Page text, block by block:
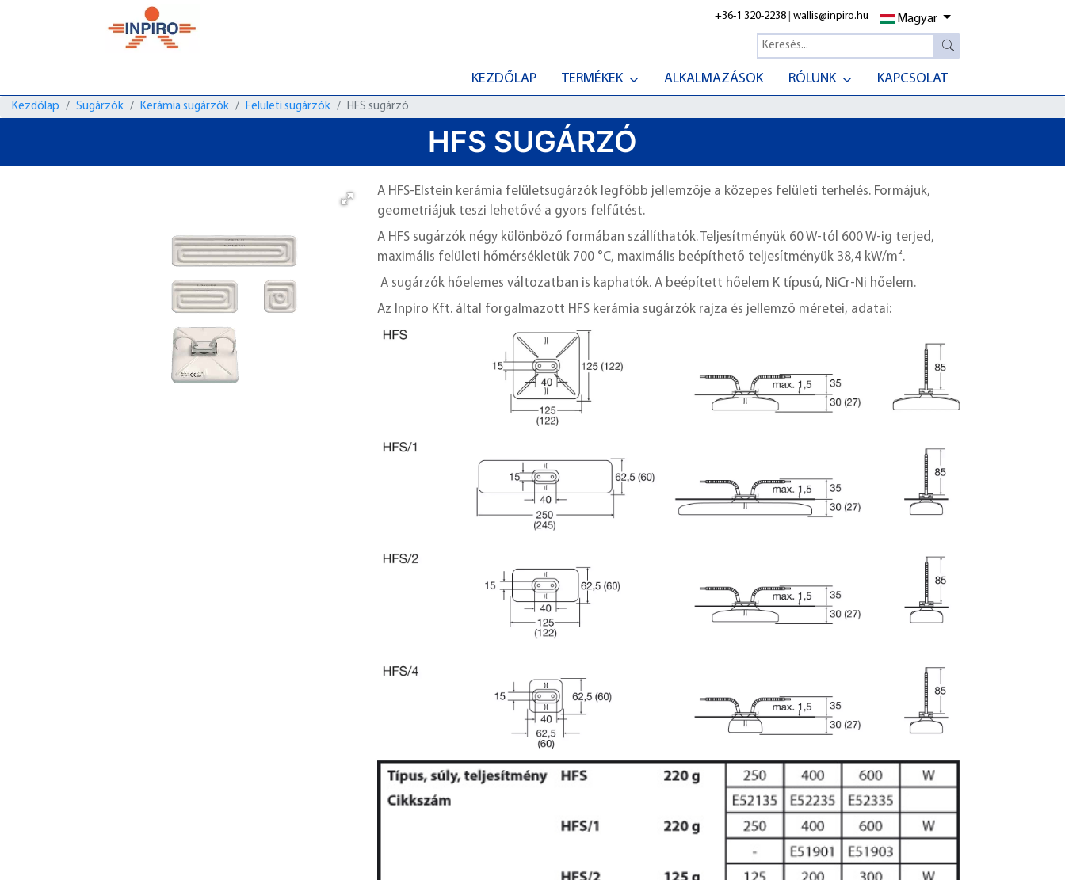
+36-1 320-2238 |wallis@inpiro.hu Magyar
KEZDŐLAP TERMÉKEK ALKALMAZÁSOK RÓLUNK KAPCSOLAT
Kezdőlap Sugárzók Kerámia sugárzók Felületi sugárzók HFS sugárzó
HFS SUGÁRZÓ
A HFS-Elstein kerámia felületsugárzók legfőbb jellemzője a közepes felületi terhelés. Formájuk,
geometriájuk teszi lehetővé a gyors felfűtést.
A HFS sugárzók négy különböző formában szállíthatók. Teljesítményük 60 W-tól 600 W-ig terjed,
maximális felületi hőmérsékletük 700 °C, maximális beépíthető teljesítményük 38,4 kW/m².
A sugárzók hőelemes változatban is kaphatók. A beépített hőelem K típusú, NiCr-Ni hőelem.
Az Inpiro Kft. által forgalmazott HFS kerámia sugárzók rajza és jellemző méretei, adatai: